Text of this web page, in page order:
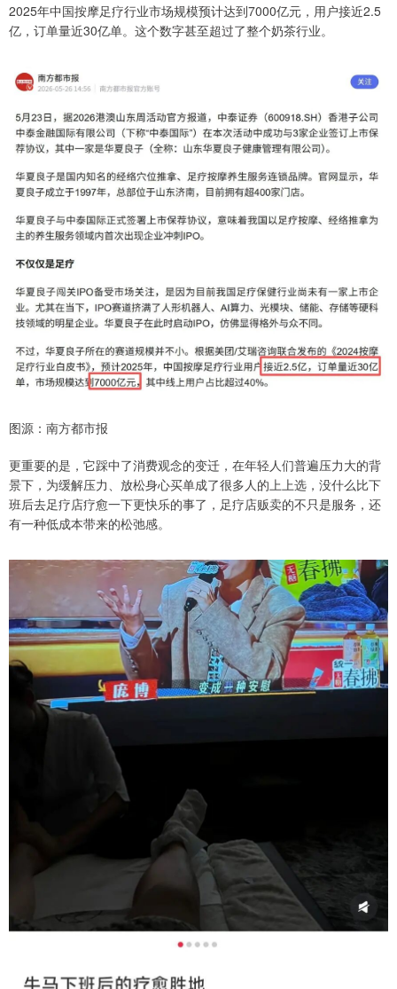
2025年中国按摩足疗行业市场规模预计达到7000亿元，用户接近2.5
亿，订单量近30亿单。这个数字甚至超过了整个奶茶行业。
图源：南方都市报
更重要的是，它踩中了消费观念的变迁，在年轻人们普遍压力大的背
景下，为缓解压力、放松身心买单成了很多人的上上选，没什么比下
班后去足疗店疗愈一下更快乐的事了，足疗店贩卖的不只是服务，还
有一种低成本带来的松弛感。